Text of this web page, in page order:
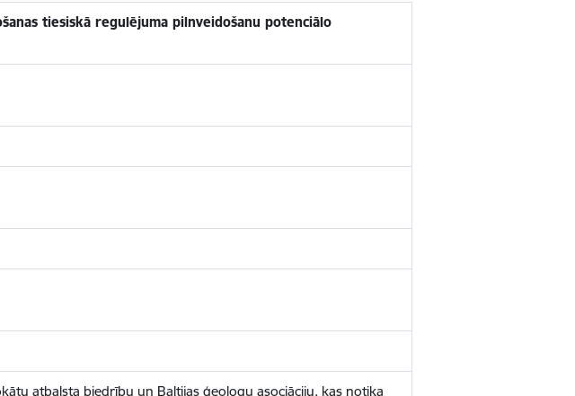
tiesiskā regulējuma pilnveidošanu potenciālo
atbalsta biedrību un Baltijas ģeologu asociāciju, kas notika